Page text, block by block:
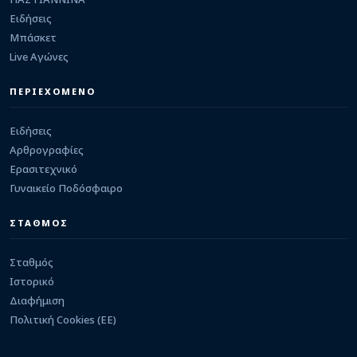
ΕΙΔΗΣΕΙΣ
05/08/2026 · 23:29
Ειδήσεις
Μπάσκετ
Live Αγώνες
ΠΕΡΙΕΧΟΜΕΝΟ
Ειδήσεις
Αρθρογραφίες
Ερασιτεχνικό
Γυναικείο Ποδόσφαιρο
ΣΤΑΘΜΟΣ
Σταθμός
Ιστορικό
Διαφήμιση
Πολιτική Cookies (ΕΕ)